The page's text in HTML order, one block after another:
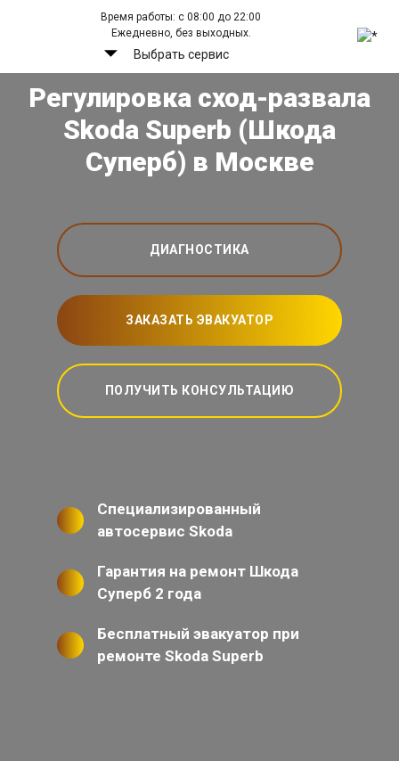
Время работы: с 08:00 до 22:00
Ежедневно, без выходных.
Выбрать сервис
Регулировка сход-развала
Skoda Superb (Шкода
Суперб) в Москве
ДИАГНОСТИКА
ЗАКАЗАТЬ ЭВАКУАТОР
ПОЛУЧИТЬ КОНСУЛЬТАЦИЮ
Специализированный
автосервис Skoda
Гарантия на ремонт Шкода
Суперб 2 года
Бесплатный эвакуатор при
ремонте Skoda Superb